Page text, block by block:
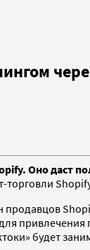
Оно даст
торговли
будет